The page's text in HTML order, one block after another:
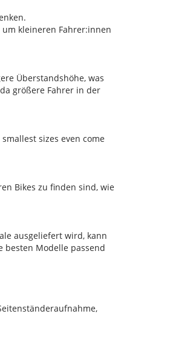
kleineren Fahrer:innen
Überstandshöhe, was
größere Fahrer in der
sizes even come
Bikes zu finden sind, wie
ausgeliefert wird, kann
Modelle passend